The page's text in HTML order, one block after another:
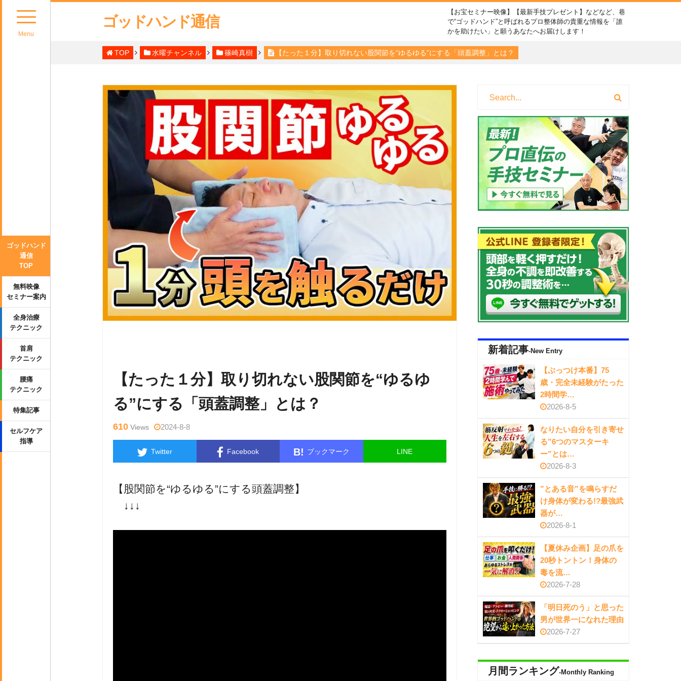
Menu
ゴッドハンド
通信
TOP
無料映像
セミナー案内
全身治療
テクニック
首肩
テクニック
腰痛
テクニック
特集記事
セルフケア
指導
ゴッドハンド通信
【お宝セミナー映像】【最新手技プレゼント】などなど、巷
で“ゴッドハンド”と呼ばれるプロ整体師の貴重な情報を「誰
かを助けたい」と願うあなたへお届けします！
TOP 水曜チャンネル 篠崎真樹 【たった１分】取り切れない股関節を“ゆるゆる”にする「頭蓋調整」とは？
【たった１分】取り切れない股関節を“ゆるゆ
る”にする「頭蓋調整」とは？
610 Views 2024-8-8
Twitter Facebook B! ブックマーク LINE
【股関節を“ゆるゆる”にする頭蓋調整】
↓↓↓
新着記事-New Entry
【ぶっつけ本番】75
歳・完全未経験がたった
2時間学…
2026-8-5
なりたい自分を引き寄せ
る”6つのマスターキ
ー”とは…
2026-8-3
”とある音”を鳴らすだ
け身体が変わる!?最強武
器が…
2026-8-1
【夏休み企画】足の爪を
20秒トントン！身体の
毒を流…
2026-7-28
「明日死のう」と思った
男が世界一になれた理由
2026-7-27
月間ランキング-Monthly Ranking